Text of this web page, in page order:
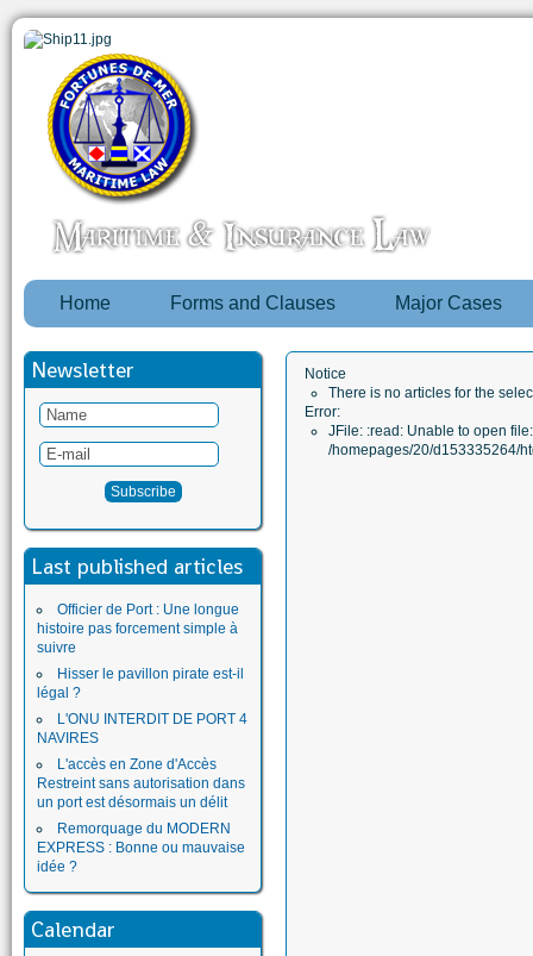
Home Forms and Clauses Major Cases
Newsletter
Last published articles
Officier de Port : Une longue
histoire pas forcement simple à
suivre
Hisser le pavillon pirate est-il
légal ?
L'ONU INTERDIT DE PORT 4
NAVIRES
L'accès en Zone d'Accès
Restreint sans autorisation dans
un port est désormais un délit
Remorquage du MODERN
EXPRESS : Bonne ou mauvaise
idée ?
Calendar
Notice
There is no articles for the
Error:
JFile: :read: Unable to open file:
/homepages/20/d153335264/